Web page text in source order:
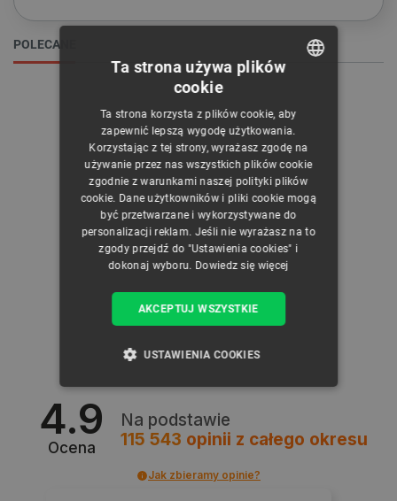
POLECANE
4.9
Ocena
Na podstawie
115 543 opinii z całego okresu
Jak zbieramy opinie?
CZECH
ENGLISH
GERMAN
Ta strona używa plików
cookie
Ta strona korzysta z plików cookie, aby
zapewnić lepszą wygodę użytkowania.
Korzystając z tej strony, wyrażasz zgodę na
używanie przez nas wszystkich plików cookie
zgodnie z warunkami naszej polityki plików
cookie. Dane użytkowników i pliki cookie mogą
być przetwarzane i wykorzystywane do
personalizacji reklam. Jeśli nie wyrażasz na to
zgody przejdź do "Ustawienia cookies" i
dokonaj wyboru. Dowiedz się więcej
AKCEPTUJ WSZYSTKIE
USTAWIENIA COOKIES
TARGETOWANIE
FUNKCJONALNOŚĆ